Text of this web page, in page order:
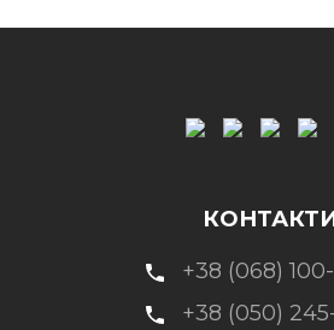
+38 (068)
+38 (050)